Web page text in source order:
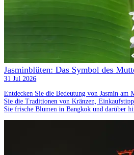
Jasminblüten: Das Symbol des
31 Jul 2026
Entdecken Sie die Bedeutung von Jasmin am
Sie die Traditionen von Kränzen,
Sie frische Blumen in Bangkok und darüber